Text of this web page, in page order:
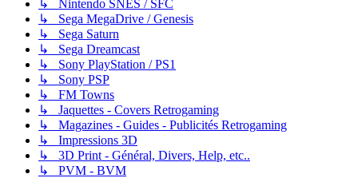
↳ Nintendo SNES / SFC
↳ Sega MegaDrive / Genesis
↳ Sega Saturn
↳ Sega Dreamcast
↳ Sony PlayStation / PS1
↳ Sony PSP
↳ FM Towns
↳ Jaquettes - Covers Retrogaming
↳ Magazines - Guides - Publicités Retrogaming
↳ Impressions 3D
↳ 3D Print - Général, Divers, Help, etc..
↳ PVM - BVM